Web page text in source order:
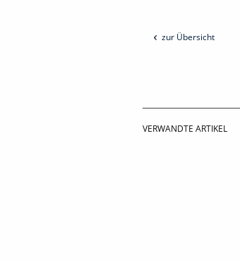
zur Übersicht
VERWANDTE ARTIKEL